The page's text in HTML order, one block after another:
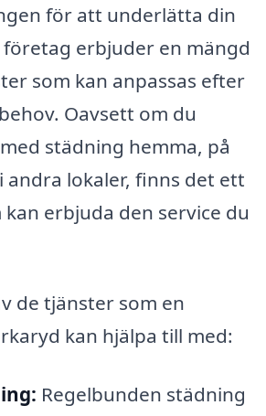
för att underlätta din
företag erbjuder en mängd
som kan anpassas efter
Oavsett om du
städning hemma, på
lokaler, finns det ett
erbjuda den service du
de tjänster som en
kan hjälpa till med:
Regelbunden städning